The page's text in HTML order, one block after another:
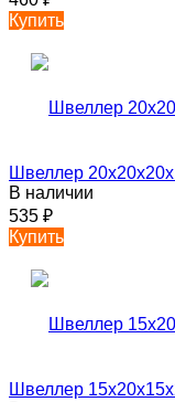
Купить
Швеллер
В наличии
535 ₽
Купить
Швеллер